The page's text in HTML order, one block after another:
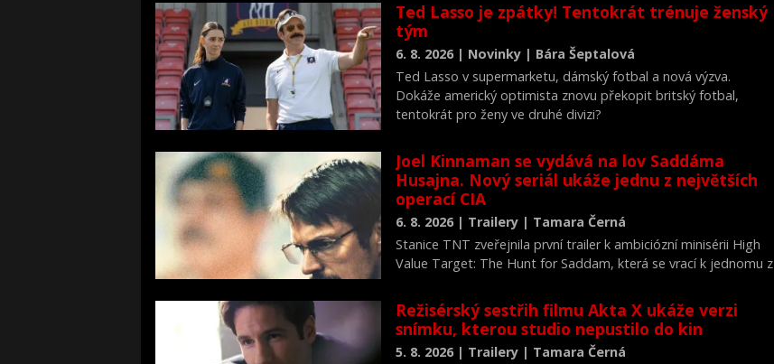
Ted Lasso je zpátky! Tentokrát trénuje ženský
tým
6. 8. 2026 | Novinky | Bára Šeptalová
Ted Lasso v supermarketu, dámský fotbal a nová výzva.
Dokáže americký optimista znovu překopit britský fotbal,
tentokrát pro ženy ve druhé divizi?
Joel Kinnaman se vydává na lov Saddáma
Husajna. Nový seriál ukáže jednu z největších
operací CIA
6. 8. 2026 | Trailery | Tamara Černá
Stanice TNT zveřejnila první trailer k ambiciózní minisérii High
Value Target: The Hunt for Saddam, která se vrací k jednomu z
Režisérský sestřih filmu Akta X ukáže verzi
snímku, kterou studio nepustilo do kin
5. 8. 2026 | Trailery | Tamara Černá